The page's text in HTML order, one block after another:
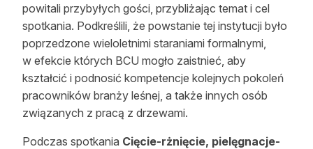
powitali przybyłych gości, przybliżając temat i cel
spotkania. Podkreślili, że powstanie tej instytucji było
poprzedzone wieloletnimi staraniami formalnymi,
w efekcie których BCU mogło zaistnieć, aby
kształcić i podnosić kompetencje kolejnych pokoleń
pracowników branży leśnej, a także innych osób
związanych z pracą z drzewami.
Podczas spotkania Cięcie-rżnięcie, pielęgnacje-